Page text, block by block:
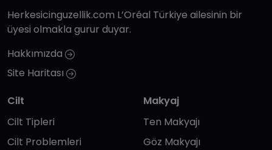
Herkesicinguzellik.com L’Oréal Türkiye ailesinin bir
üyesi olmakla gurur duyar.
Hakkımızda
Site Haritası
Cilt
Cilt Tipleri
Cilt Problemleri
Makyaj
Ten Makyajı
Göz Makyajı